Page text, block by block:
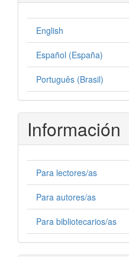
English
Español (España)
Português (Brasil)
Información
Para lectores/as
Para autores/as
Para bibliotecarios/as